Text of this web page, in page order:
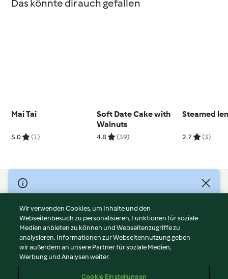
Das könnte dir auch gefallen
Mai Tai
5.0 (1)
Soft Date Cake with
Walnuts
4.8 (39)
Steamed
2.7 (3)
© Copyright 2026
Nutzungsbedingungen
Datenschutzrichtlinien
Disclaimer
Impressum
Cookies
Wir verwenden Cookies, um Inhalte und den
Webseitenbesuch zu personalisieren, Funktionen für soziale
Medien anbieten zu können und Webseitenzugriffe zu
analysieren. Informationen zur Webseitennutzung geben
wir außerdem an unsere Partner für soziale Medien,
Werbung und Analysen weiter.
Cookie Einstellungen